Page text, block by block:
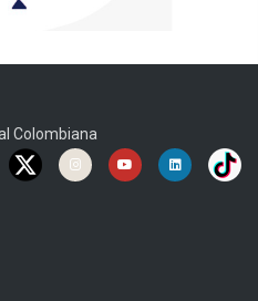
Colombiana